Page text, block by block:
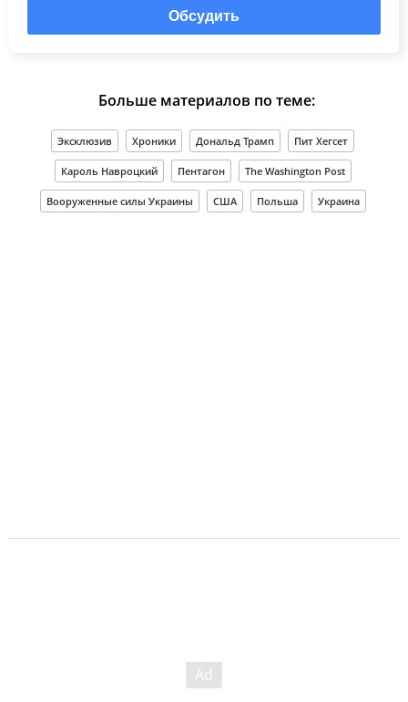
Обсудить
Больше материалов по теме:
Эксклюзив Хроники Дональд Трамп Пит Хегсет
Кароль Навроцкий Пентагон The Washington Post
Вооруженные силы Украины США Польша Украина